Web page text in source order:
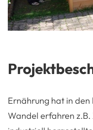
Ernährung hat in
Wandel erfahren z.B.